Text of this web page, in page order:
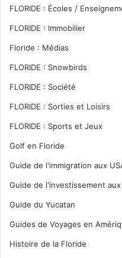
FLORIDE : Écoles /
FLORIDE : Immobilier
Floride : Médias
FLORIDE : Snowbirds
FLORIDE : Société
FLORIDE : Sorties et Loisirs
FLORIDE : Sports et Jeux
Golf en Floride
Guide de l'immigration aux
Guide de l'investissement
Guide du Yucatan
Guides de Voyages en
Histoire de la Floride